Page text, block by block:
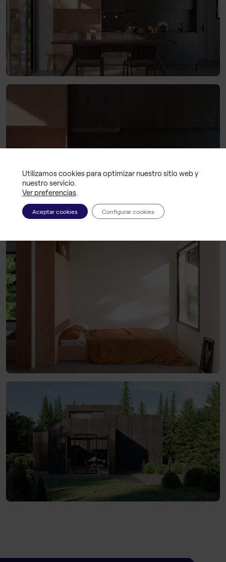
Utilizamos cookies para optimizar nuestro sitio web y
nuestro servicio.
Ver preferencias.
Aceptar cookies Configurar cookies